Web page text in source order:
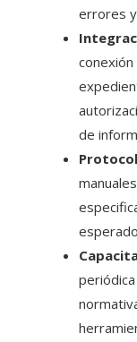
errores
de